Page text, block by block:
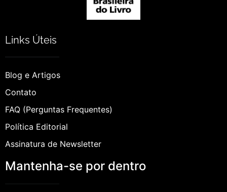
Links Úteis
Blog e Artigos
Contato
FAQ (Perguntas Frequentes)
Política Editorial
Assinatura de Newsletter
Mantenha-se por dentro